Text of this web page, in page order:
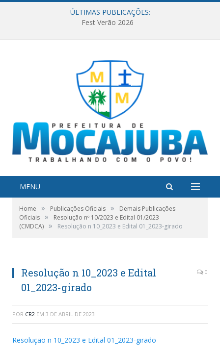
ÚLTIMAS PUBLICAÇÕES:
Fest Verão 2026
MENU
Home » Publicações Oficiais »
Demais Publicações
Oficiais »
Resolução nº 10/2023 e Edital 01/2023
(CMDCA) » Resolução n 10_2023 e Edital 01_2023-girado
Resolução n 10_2023 e Edital
01_2023-girado
0
POR CR2 EM 3 DE ABRIL DE 2023
Resolução n 10_2023 e Edital 01_2023-girado